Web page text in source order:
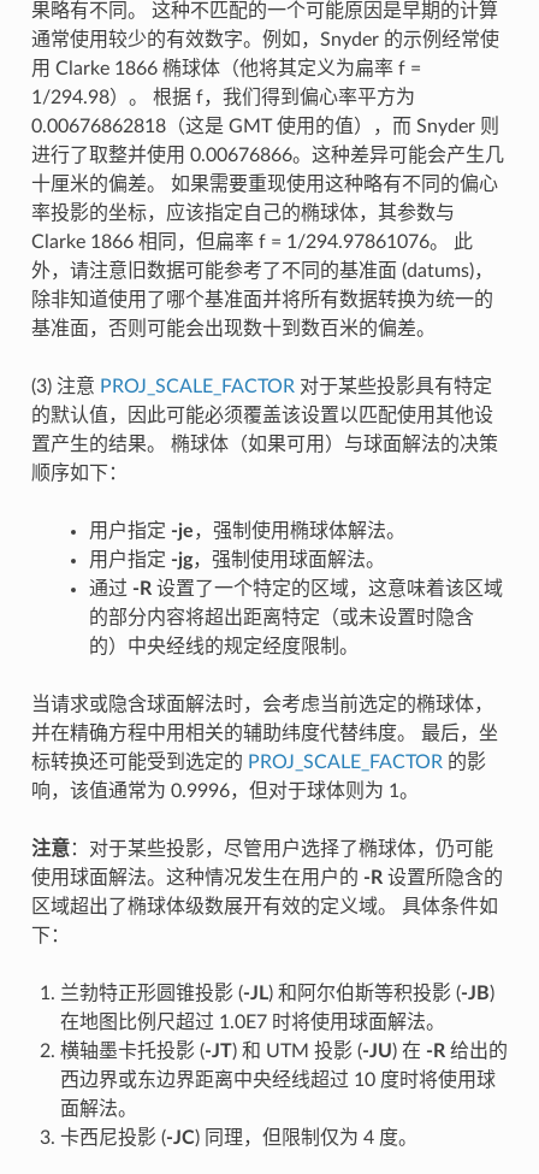
果略有不同。 这种不匹配的一个可能原因是早期的计算
通常使用较少的有效数字。例如，Snyder 的示例经常使
用 Clarke 1866 椭球体（他将其定义为扁率 f =
1/294.98）。 根据 f，我们得到偏心率平方为
0.00676862818（这是 GMT 使用的值），而 Snyder 则
进行了取整并使用 0.00676866。这种差异可能会产生几
十厘米的偏差。 如果需要重现使用这种略有不同的偏心
率投影的坐标，应该指定自己的椭球体，其参数与
Clarke 1866 相同，但扁率 f = 1/294.97861076。 此
外，请注意旧数据可能参考了不同的基准面 (datums)，
除非知道使用了哪个基准面并将所有数据转换为统一的
基准面，否则可能会出现数十到数百米的偏差。
(3) 注意 PROJ_SCALE_FACTOR对于某些投影具有特定
的默认值，因此可能必须覆盖该设置以匹配使用其他设
置产生的结果。 椭球体（如果可用）与球面解法的决策
顺序如下：
用户指定 -je，强制使用椭球体解法。
用户指定 -jg，强制使用球面解法。
通过 -R设置了一个特定的区域，这意味着该区域
的部分内容将超出距离特定（或未设置时隐含
的）中央经线的规定经度限制。
当请求或隐含球面解法时，会考虑当前选定的椭球体，
并在精确方程中用相关的辅助纬度代替纬度。 最后，坐
标转换还可能受到选定的 PROJ_SCALE_FACTOR的影
响，该值通常为 0.9996，但对于球体则为 1。
注意：对于某些投影，尽管用户选择了椭球体，仍可能
使用球面解法。这种情况发生在用户的 -R设置所隐含的
区域超出了椭球体级数展开有效的定义域。 具体条件如
下：
兰勃特正形圆锥投影 (-JL) 和阿尔伯斯等积投影 (-JB)
在地图比例尺超过 1.0E7 时将使用球面解法。
横轴墨卡托投影 (-JT) 和 UTM 投影 (-JU) 在 -R给出的
西边界或东边界距离中央经线超过 10 度时将使用球
面解法。
卡西尼投影 (-JC) 同理，但限制仅为 4 度。